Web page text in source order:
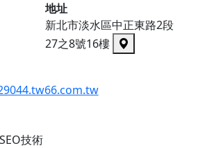
地址
新北市淡水區中正東路2段
27之8號16樓
技術